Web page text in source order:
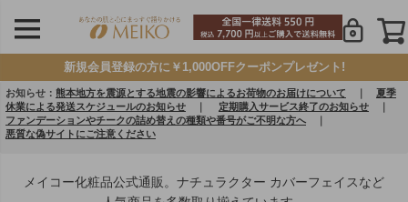
新規会員登録の方に￥1,000OFFクーポンプレゼント!
お知らせ： 熊本地方を震源とする地震の影響によるお荷物のお届けについて ｜ 夏季
休業による発送スケジュールのお知らせ ｜ 定期購入サービス終了のお知らせ ｜
ファンデーションやチークの詰め替えの種類や番号がご不明な方へ ｜
悪質な偽サイトにご注意ください
メイコー化粧品公式通販。ナチュラクター カバーフェイスなど